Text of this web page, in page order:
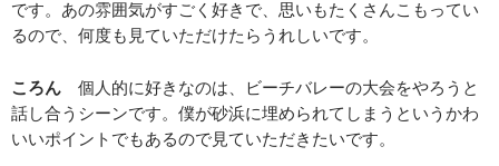
です。あの雰囲気がすごく好きで、思いもたくさんこもってい
るので、何度も見ていただけたらうれしいです。
ころん 個人的に好きなのは、ビーチバレーの大会をやろうと
話し合うシーンです。僕が砂浜に埋められてしまうというかわ
いいポイントでもあるので見ていただきたいです。